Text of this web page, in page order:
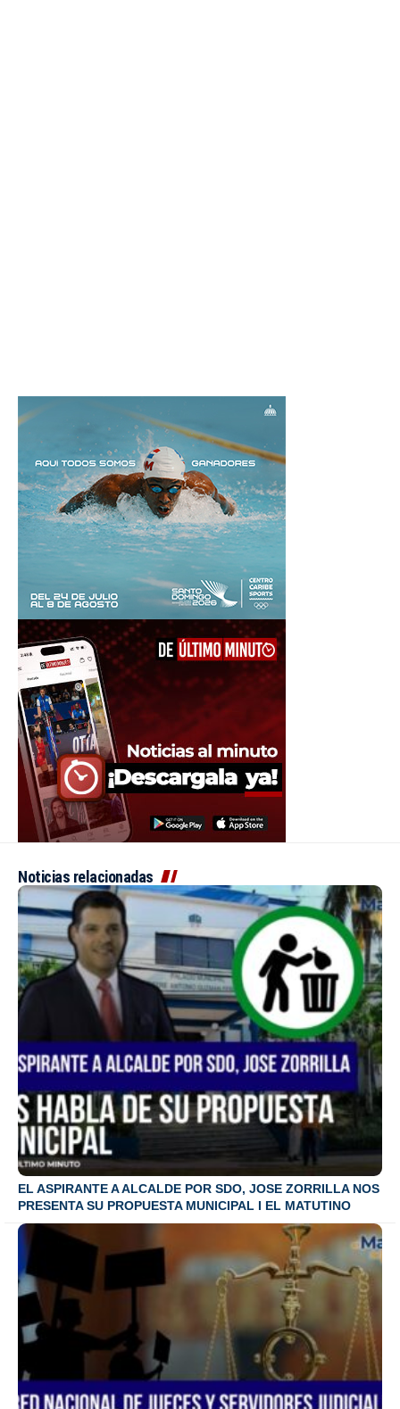
Noticias relacionadas
EL ASPIRANTE A ALCALDE POR SDO, JOSE ZORRILLA NOS
PRESENTA SU PROPUESTA MUNICIPAL I EL MATUTINO